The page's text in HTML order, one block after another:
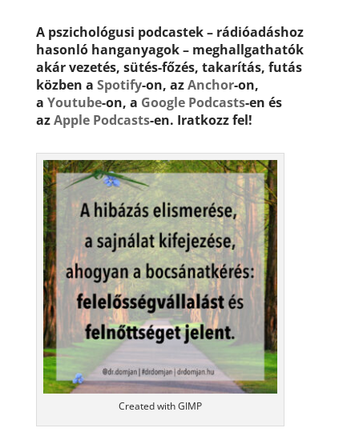
A pszichológusi podcastek – rádióadáshoz
hasonló hanganyagok – meghallgathatók
akár vezetés, sütés-főzés, takarítás, futás
közben a Spotify-on, azAnchor-on,
a Youtube-on, a Google Podcasts-en és
azApple Podcasts-en. Iratkozz fel!
Created with GIMP